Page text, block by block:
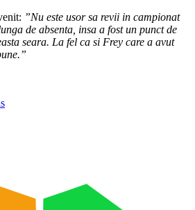
”Nu este usor sa revii in campionat
de absenta, insa a fost un punct de
seara. La fel ca si Frey care a avut